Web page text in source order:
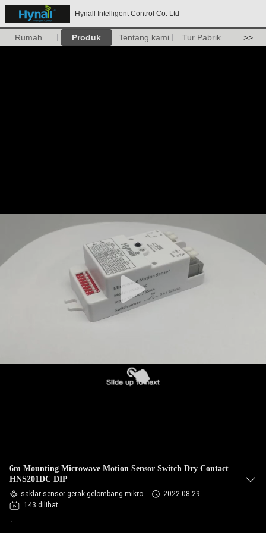
Hynall Intelligent Control Co. Ltd
Rumah Produk Tentang kami Tur Pabrik >>
6m Mounting Microwave Motion Sensor Switch Dry Contact
HNS201DC DIP
saklar sensor gerak gelombang mikro
2022-08-29
143 dilihat